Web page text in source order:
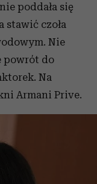
poddała się
stawić czoła
Nie
powrót do
Na
Armani Prive.